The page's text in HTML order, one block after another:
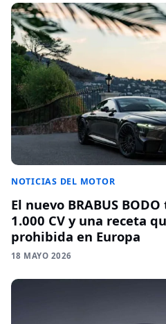
NOTICIAS DEL MOTOR
El nuevo BRABUS
1.000 CV y una receta
prohibida en Europa
18 MAYO 2026